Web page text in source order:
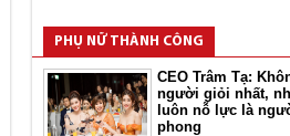
PHỤ NỮ THÀNH CÔNG
CEO Trâm Tạ:
người giỏi nhất,
luôn nỗ lực là
phong